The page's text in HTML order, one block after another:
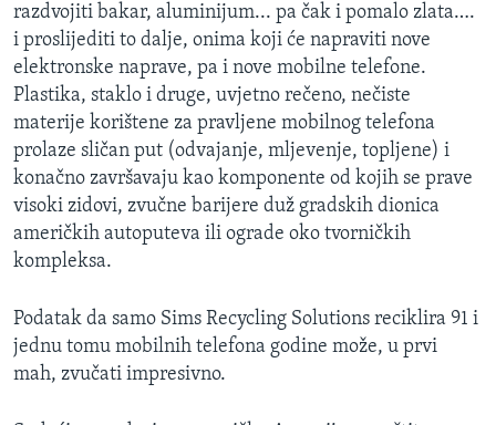
razdvojiti bakar, aluminijum... pa čak i pomalo zlata….
i proslijediti to dalje, onima koji će napraviti nove
elektronske naprave, pa i nove mobilne telefone.
Plastika, staklo i druge, uvjetno rečeno, nečiste
materije korištene za pravljene mobilnog telefona
prolaze sličan put (odvajanje, mljevenje, topljene) i
konačno završavaju kao komponente od kojih se prave
visoki zidovi, zvučne barijere duž gradskih dionica
američkih autoputeva ili ograde oko tvorničkih
kompleksa.
Podatak da samo Sims Recycling Solutions reciklira 91 i
jednu tomu mobilnih telefona godine može, u prvi
mah, zvučati impresivno.